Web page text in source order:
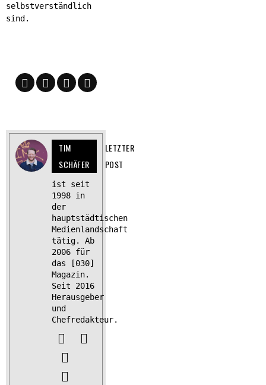
selbstverständlich
sind.
TIM
SCHÄFER
LETZTER
POST
ist seit
1998 in
der
hauptstädtischen
Medienlandschaft
tätig. Ab
2006 für
das [030]
Magazin.
Seit 2016
Herausgeber
und
Chefredakteur.